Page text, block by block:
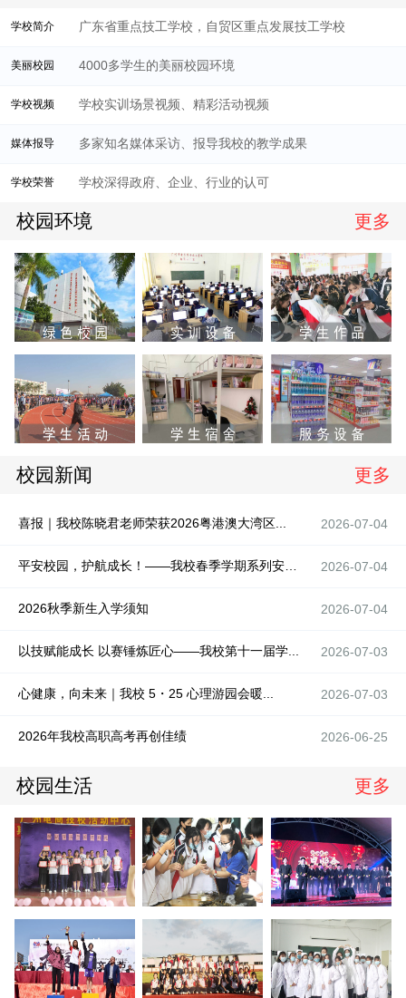
学校简介 广东省重点技工学校，自贸区重点发展技工学校
美丽校园 4000多学生的美丽校园环境
学校视频 学校实训场景视频、精彩活动视频
媒体报导 多家知名媒体采访、报导我校的教学成果
学校荣誉 学校深得政府、企业、行业的认可
校园环境 更多
校园新闻 更多
喜报｜我校陈晓君老师荣获2026粤港澳大湾区... 2026-07-04
2026-07-04
2026秋季新生入学须知 2026-07-04
以技赋能成长 以赛锤炼匠心——我校第十一届学... 2026-07-03
心健康，向未来｜我校 5・25 心理游园会暖... 2026-07-03
2026年我校高职高考再创佳绩 2026-06-25
校园生活 更多